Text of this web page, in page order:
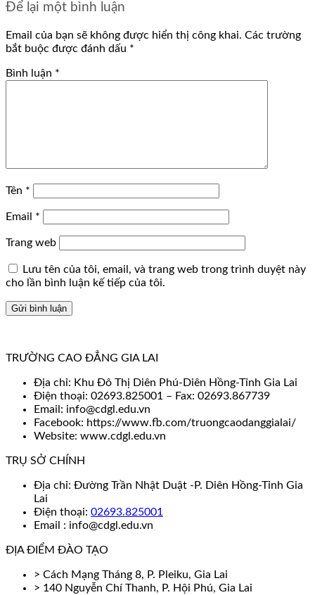
Để lại một bình luận
Email của bạn sẽ không được hiển thị công khai. Các trường
bắt buộc được đánh dấu *
Bình luận *
Tên *
Email *
Trang web
Lưu tên của tôi, email, và trang web trong trình duyệt này
cho lần bình luận kế tiếp của tôi.
TRƯỜNG CAO ĐẲNG GIA LAI
Địa chỉ: Khu Đô Thị Diên Phú-Diên Hồng-Tỉnh Gia Lai
Điện thoại: 02693.825001 – Fax: 02693.867739
Email: info@cdgl.edu.vn
Facebook: https://www.fb.com/truongcaodanggialai/
Website: www.cdgl.edu.vn
TRỤ SỞ CHÍNH
Địa chỉ: Đường Trần Nhật Duật -P. Diên Hồng-Tỉnh Gia
Lai
Điện thoại: 02693.825001
Email : info@cdgl.edu.vn
ĐỊA ĐIỂM ĐÀO TẠO
> Cách Mạng Tháng 8, P. Pleiku, Gia Lai
> 140 Nguyễn Chí Thanh, P. Hội Phú, Gia Lai